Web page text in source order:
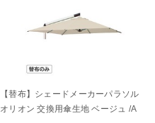
【替布】シェードメーカーパラソル
オリオン 交換用傘生地 ベージュ /A